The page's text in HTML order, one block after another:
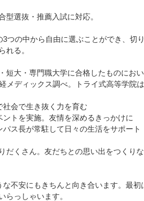
型選抜・推薦入試に対応。
つの中から自由に選ぶことができ、切
れる。
⼤・専⾨職⼤学に合格したものにお
メディックス調べ。トライ式⾼等学院
会で生き抜く力を育む
トを実施。友情を深めるきっかけに​
ス長が常駐して日々の生活をサポート
だくさん。友だちとの思い出をつくり
不安にもきちんと向き合います。最
らっしゃいます。​